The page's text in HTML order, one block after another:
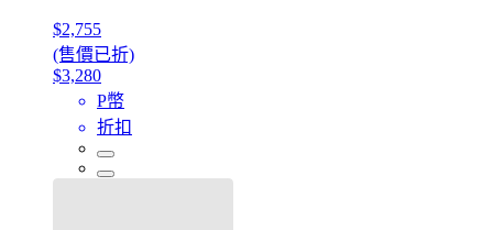
$2,755
(售價已折)
$3,280
P幣
折扣